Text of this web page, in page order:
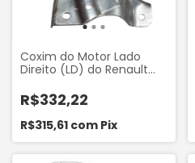
Coxim do Motor Lado
Direito (LD) do Renault
e Sandero 1.6 16V 2007 a
2013 Mobensani MB9334
R$332,22
R$315,61 com Pix